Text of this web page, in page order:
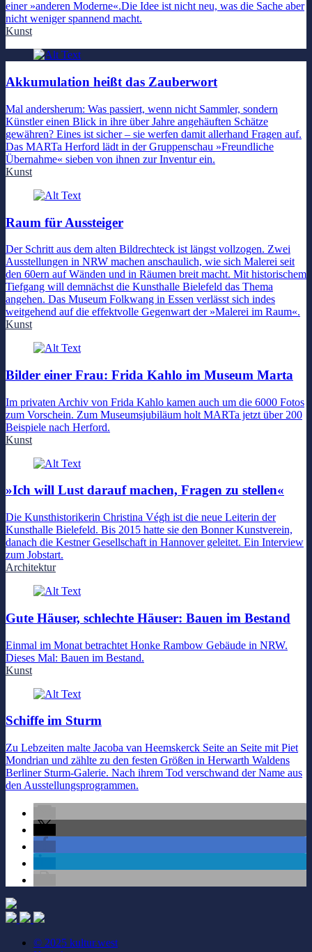
einer »anderen Moderne«.Die Idee ist nicht neu, was die Sache aber
nicht weniger spannend macht.
Kunst
Akkumulation heißt das Zauberwort
Mal andersherum: Was passiert, wenn nicht Sammler, sondern
Künstler einen Blick in ihre über Jahre angehäuften Schätze
gewähren? Eines ist sicher – sie werfen damit allerhand Fragen auf.
Das MARTa Herford lädt in der Gruppenschau »Freundliche
Übernahme« sieben von ihnen zur Inventur ein.
Kunst
Raum für Aussteiger
Der Schritt aus dem alten Bildrechteck ist längst vollzogen. Zwei
Ausstellungen in NRW machen anschaulich, wie sich Malerei seit
den 60ern auf Wänden und in Räumen breit macht. Mit historischem
Tiefgang will demnächst die Kunsthalle Bielefeld das Thema
angehen. Das Museum Folkwang in Essen verlässt sich indes
weitgehend auf die effektvolle Gegenwart der »Malerei im Raum«.
Kunst
Bilder einer Frau: Frida Kahlo im Museum Marta
Im privaten Archiv von Frida Kahlo kamen auch um die 6000 Fotos
zum Vorschein. Zum Museumsjubiläum holt MARTa jetzt über 200
Beispiele nach Herford.
Kunst
»Ich will Lust darauf machen, Fragen zu stellen«
Die Kunsthistorikerin Christina Végh ist die neue Leiterin der
Kunsthalle Bielefeld. Bis 2015 hatte sie den Bonner Kunstverein,
danach die Kestner Gesellschaft in Hannover geleitet. Ein Interview
zum Jobstart.
Architektur
Gute Häuser, schlechte Häuser: Bauen im Bestand
Einmal im Monat betrachtet Honke Rambow Gebäude in NRW.
Dieses Mal: Bauen im Bestand.
Kunst
Schiffe im Sturm
Zu Lebzeiten malte Jacoba van Heemskerck Seite an Seite mit Piet
Mondrian und zählte zu den festen Größen in Herwarth Waldens
Berliner Sturm-Galerie. Nach ihrem Tod verschwand der Name aus
den Ausstellungsprogrammen.
© 2025 kultur.west